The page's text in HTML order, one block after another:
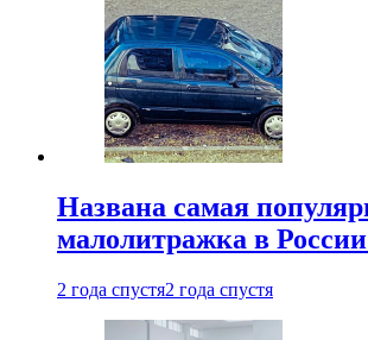
Названа самая
малолитражка в России
2 года спустя2 года спустя